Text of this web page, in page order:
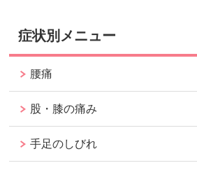
症状別メニュー
腰痛
股・膝の痛み
手足のしびれ